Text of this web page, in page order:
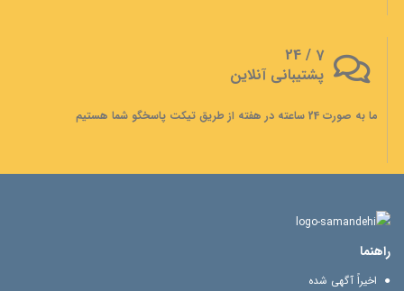
7 / 24
پشتیبانی آنلاین
ما به صورت 24 ساعته در هفته از طریق تیکت پاسخگو شما هستیم
راهنما
اخیراً آگهی شده